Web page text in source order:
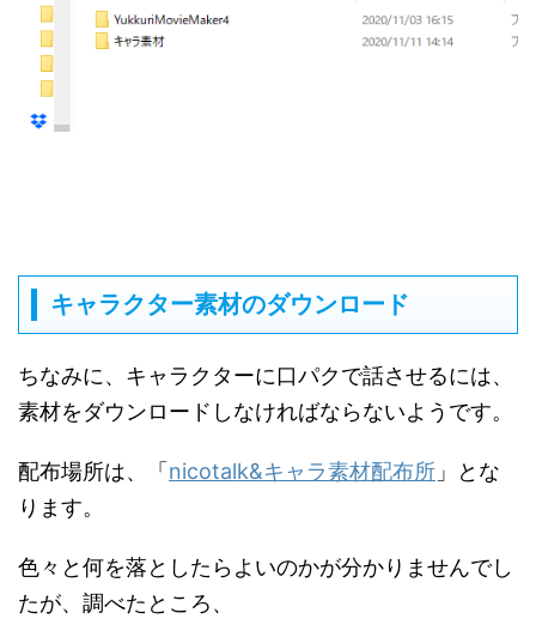
キャラクター素材のダウンロード
ちなみに、キャラクターに口パクで話させるには、
素材をダウンロードしなければならないようです。
配布場所は、「 nicotalk&キャラ素材配布所 」とな
ります。
色々と何を落としたらよいのかが分かりませんでし
たが、調べたところ、